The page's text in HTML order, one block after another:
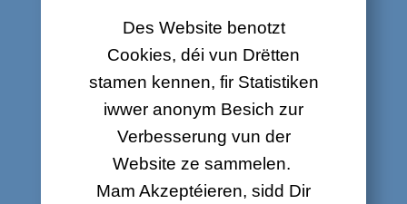
Des Website benotzt
Cookies, déi vun Drëtten
stamen kennen, fir Statistiken
iwwer anonym Besich zur
Verbesserung vun der
Website ze sammelen.
Mam Akzeptéieren, sidd Dir
Wei een d'Replay- an d'Ophuelfunktioun benotzen kann